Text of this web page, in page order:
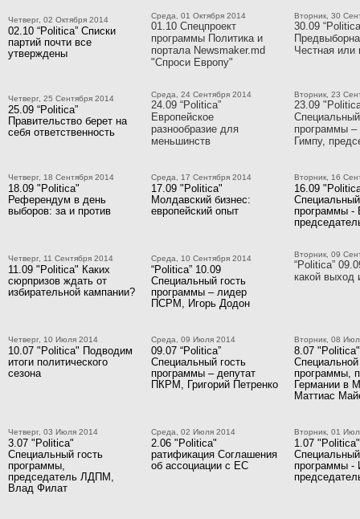
Четверг, 02 Октября 2014
02.10 “Politica” Списки
партий почти все
утверждены
Среда, 01 Октября 2014
01.10 Спецпроект
программы Политика и
портала Newsmaker.md
"Спроси Европу"
Вторник, 30
30.09
Честная или
Четверг, 25 Сентября 2014
25.09 “Politica”
Правительство берет на
себя ответственность
Среда, 24 Сентября 2014
24.09 “Politica”
Европейское
разнообразие для
меньшинств
Вторник, 23
23.09
Специальный
программы
Гимпу,
Четверг, 18 Сентября 2014
18.09 "Politica"
Референдум в день
выборов: за и против
Среда, 17 Сентября 2014
17.09 "Politica"
Молдавский бизнес:
европейский опыт
Вторник, 16
16.09
Специальный
программы -
Четверг, 11 Сентября 2014
11.09 "Politica" Каких
сюрпризов ждать от
избирательной кампании?
Среда, 10 Сентября 2014
“Politica” 10.09
Специальный гость
программы – лидер
ПСРМ, Игорь Додон
Вторник, 09
“Politica”
какой выход
Четверг, 10 Июля 2014
10.07 "Politica" Подводим
итоги политического
сезона
Среда, 09 Июля 2014
09.07 “Politica”
Специальный гость
программы – депутат
ПКРМ, Григорий Петренко
Вторник, 08
8.07 "Politica"
Специальной
программы,
Германии в
Маттиас
Четверг, 03 Июля 2014
3.07 "Politica"
Специальный гость
программы,
председатель ЛДПМ,
Влад Филат
Среда, 02 Июля 2014
2.06 "Politica"
ратификация Соглашения
об ассоциации с ЕС
Вторник, 01
1.07 "Politica"
Специальный
программы -